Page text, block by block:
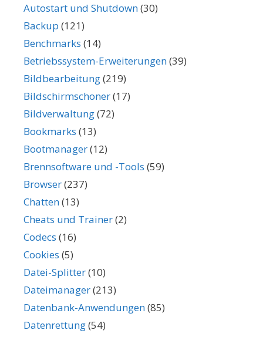
Autostart und Shutdown(30)
Backup (121)
Benchmarks (14)
Betriebssystem-Erweiterungen(39)
Bildbearbeitung(219)
Bildschirmschoner(17)
Bildverwaltung(72)
Bookmarks (13)
Bootmanager(12)
Brennsoftware und -Tools (59)
Browser(237)
Chatten(13)
Cheats und Trainer(2)
Codecs (16)
Cookies (5)
Datei-Splitter(10)
Dateimanager(213)
Datenbank-Anwendungen(85)
Datenrettung(54)